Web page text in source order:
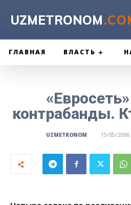
UZMETRONOM
ГЛАВНАЯ ВЛАСТЬ
контрабанды.
UZMETRONOM 15/05/2006